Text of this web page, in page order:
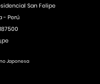
San Felipe
- Perú
Japonesa